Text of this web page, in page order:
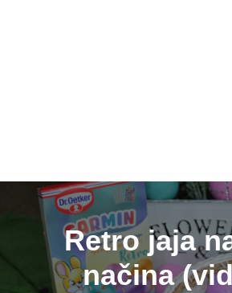
Retro jaja
načina